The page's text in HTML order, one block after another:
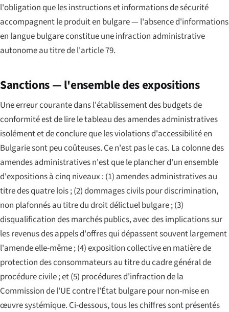
l'obligation que les instructions et informations de sécurité
accompagnent le produit en bulgare — l'absence d'informations
en langue bulgare constitue une infraction administrative
autonome au titre de l'article 79.
Sanctions — l'ensemble des expositions
Une erreur courante dans l'établissement des budgets de
conformité est de lire le tableau des amendes administratives
isolément et de conclure que les violations d'accessibilité en
Bulgarie sont peu coûteuses. Ce n'est pas le cas. La colonne des
amendes administratives n'est que le plancher d'un ensemble
d'expositions à cinq niveaux : (1) amendes administratives au
titre des quatre lois ; (2) dommages civils pour discrimination,
non plafonnés au titre du droit délictuel bulgare ; (3)
disqualification des marchés publics, avec des implications sur
les revenus des appels d'offres qui dépassent souvent largement
l'amende elle-même ; (4) exposition collective en matière de
protection des consommateurs au titre du cadre général de
procédure civile ; et (5) procédures d'infraction de la
Commission de l'UE contre l'État bulgare pour non-mise en
œuvre systémique. Ci-dessous, tous les chiffres sont présentés